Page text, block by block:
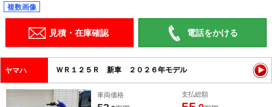
複数画像
見積・在庫確認 電話をかける
ヤマハ ＷＲ１２５Ｒ 新車 ２０２６年モデル
車両価格 支払総額